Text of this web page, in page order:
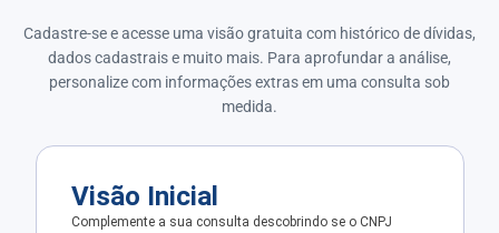
Cadastre-se e acesse uma visão gratuita com histórico de dívidas,
dados cadastrais e muito mais. Para aprofundar a análise,
personalize com informações extras em uma consulta sob
medida.
Visão Inicial
Complemente a sua consulta descobrindo se o CNPJ